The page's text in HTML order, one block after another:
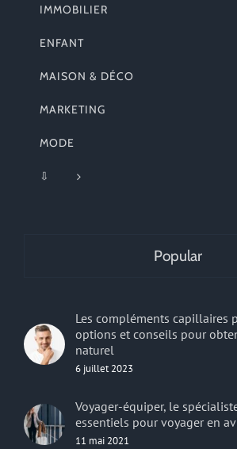
IMMOBILIER
ENFANT
MAISON & DÉCO
MARKETING
MODE
⇩
Popular
Les compléments capillaires
options et conseils pour
naturel
6 juillet 2023
Voyager-équiper, le
essentiels pour voyager en
11 mai 2021